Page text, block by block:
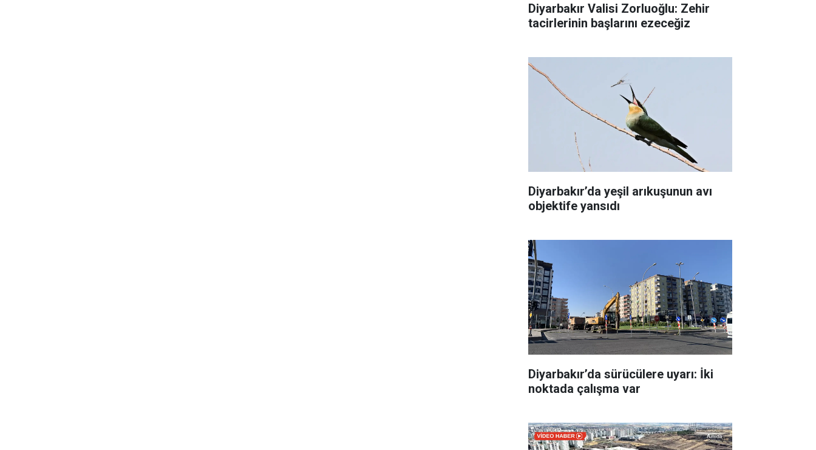
Diyarbakır Valisi Zorluoğlu: Zehir
tacirlerinin başlarını ezeceğiz
Diyarbakır’da yeşil arıkuşunun avı
objektife yansıdı
Diyarbakır’da sürücülere uyarı: İki
noktada çalışma var